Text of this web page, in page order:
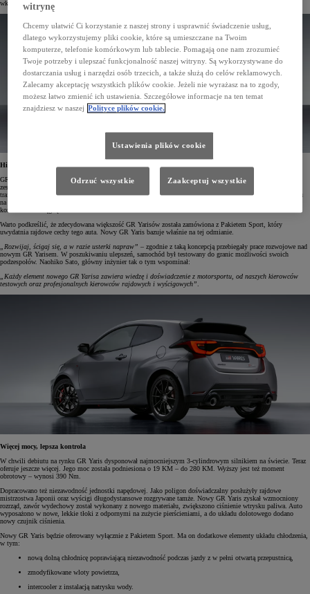
wkrótce.
Historia Toyoty GR Yaris
GR Yaris to auto, które pod względem projektowym i inżynieryjnym czerpało z doświadczeń i sukcesów
zespołu TOYOTA GAZOO Racing w rajdowych mistrzostwach świata. Gdy samochód ten po raz pierwszy
trafił do dziennikarzy i klientów, spotkał się z bardzo entuzjastycznym przyjęciem. Od wprowadzenia modelu
na rynek w 2020 roku w Europie sprzedano ponad 18 tys. egzemplarzy tego hot hatcha, a poziom satysfakcji
konsumentów sięgnął 99%.
Warto podkreślić, że zdecydowana większość GR Yarisów została zamówiona z Pakietem Sport, który
uwydatnia rajdowe cechy tego auta. Nowy GR Yaris bazuje właśnie na tej odmianie.
„Rozwijaj, ścigaj się, a w razie usterki napraw” – zgodnie z taką koncepcją przebiegały prace rozwojowe nad
nowym GR Yarisem. W poszukiwaniu ulepszeń, samochód był testowany do granic możliwości swoich
podzespołów. Naohiko Sato, główny inżynier tak o tym wspominał:
„Każdy element nowego GR Yarisa zawiera wiedzę i doświadczenie z motorsportu, od naszych kierowców
testowych oraz profesjonalnych kierowców rajdowych i wyścigowych”.
Więcej mocy, lepsza kontrola
W chwili debiutu na rynku GR Yaris dysponował najmocniejszym 3-cylindrowym silnikiem na świecie. Teraz
oferuje jeszcze więcej. Jego moc została podniesiona o 19 KM – do 280 KM. Wyższy jest też moment
obrotowy – wynosi 390 Nm.
Dopracowano też niezawodność jednostki napędowej. Jako poligon doświadczalny posłużyły rajdowe
mistrzostwa Japonii oraz wyścigi długodystansowe rozgrywane tamże. Nowy GR Yaris zyskał wzmocniony
rozrząd, zawór wydechowy został wykonany z nowego materiału, zwiększono ciśnienie wtrysku paliwa. Auto
wyposażono w nowe, lekkie tłoki z odpornymi na zużycie pierścieniami, a do układu dolotowego dodano
nowy czujnik ciśnienia.
Nowy GR Yaris będzie oferowany wyłącznie z Pakietem Sport. Ma on dodatkowe elementy układu chłodzenia,
w tym:
nową dolną chłodnicę poprawiającą niezawodność podczas jazdy z w pełni otwartą przepustnicą,
zmodyfikowane wloty powietrza,
intercooler z instalacją natrysku wody.
witrynę
Chcemy ułatwić Ci korzystanie z naszej strony i usprawnić świadczenie usług,
dlatego wykorzystujemy pliki cookie, które są umieszczane na Twoim
komputerze, telefonie komórkowym lub tablecie. Pomagają one nam zrozumieć
Twoje potrzeby i ulepszać funkcjonalność naszej witryny. Są wykorzystywane do
dostarczania usług i narzędzi osób trzecich, a także służą do celów reklamowych.
Zalecamy akceptację wszystkich plików cookie. Jeżeli nie wyrażasz na to zgody,
możesz łatwo zmienić ich ustawienia. Szczegółowe informacje na ten temat
znajdziesz w naszej Polityce plików cookie.
Ustawienia plików cookie
Odrzuć wszystkie Zaakceptuj wszystkie